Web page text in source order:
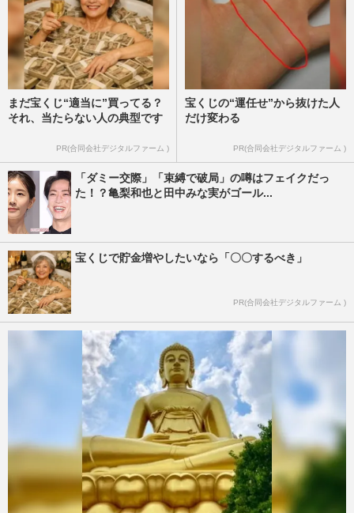
まだ宝くじ“適当に”買ってる？
それ、当たらない人の典型です
PR(合同会社デジタルファーム )
宝くじの“運任せ”から抜けた人
だけ変わる
PR(合同会社デジタルファーム )
「ダミー交際」「束縛で破局」の噂はフェイクだっ
た！？亀梨和也と田中みな実がゴール...
宝くじで貯金増やしたいなら「〇〇するべき」
PR(合同会社デジタルファーム )